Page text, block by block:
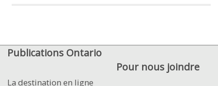
Publications Ontario
La destination en ligne
Pour nous joindre